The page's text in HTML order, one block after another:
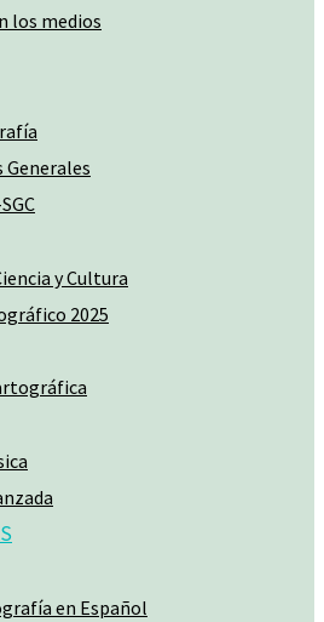
los medios
Generales
y Cultura
2025
en Español